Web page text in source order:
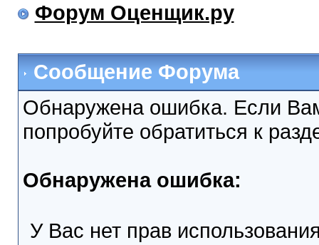
Форум Оценщик.ру
Сообщение Форума
Обнаружена ошибка. Если
попробуйте обратиться к
Обнаружена ошибка:
У Вас нет прав